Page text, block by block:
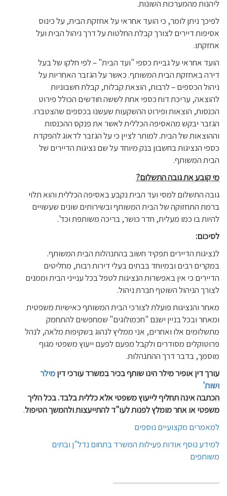
ליהנות מהמערכות השונות.
לפיכך ניתן לומר, כי הועד אחראי על אחזקת הבית, על כינוס
אסיפות דיירים לצורך קבלת החלטות על דרך ניהול הבית ועל
אחזקתו.
הועד אחראי על גביית כספי "ועד הבית" – לפי חלקו של בעל
דירה באחזקת הבית המשותף. כאשר על הגזבר האחריות על
ניהול הכספים – לרבות, הוצאת קבלות, קבלת חשבוניות
להוצאה, עריכת דוח כספי אחת לששה חודשים הכולל פירוט
הכנסות, הוצאות ופירוט ההשקעות שעשנו בכספים שהצטברו.
הגזבר יבקש מהאסיפה הכללית לאשר את פנקס ההכנסות
וההוצאות של הבית. למותר לציין כי על הגזבר לדאוג להפקדת
כספי הנציגות בחשבון בנק מיוחד על שם נציגות הדיירים של
הבית המשותף.
מי קובע את גובה התשלום?
גובה התשלום למסי ועד הבית נקבע באסיפה הכללית והוא תלוי
ברמת התחזוקה של הבית המשותף ובשירותים שונים שעשויים
להיות בו כמו מעלית, חדר כושר, בריכה משותפת וכד'.
לסיכום:
לנציגות הדיירים תפקיד חשוב בהתנהלות הבית המשותף.
במקרים רבים ובמיוחד בבתים בעלי דירות רבות, מחליטים
הדיירים כי אין באפשרות הנציגות לטפל בכל ענייני הבית וממנים
לצורך הניהול השוטף חברת ניהול.
מאחר והנציגות פועלת לצורכי הבית המשותף כאישיות משפטית
ומאחר ובכל בניין ישנם "חכמולוגים" שמחפשים להתחמק
מתשלומים אלו ואחרים, אני ממליץ לנהוג בשקיפות מלאה, לנהל
פרוטוקלים מסודרים ולקבל מפעם לפעם ייעוץ משפטי מגוף
מוסמך, בדבר דרך ההתנהלות.
עורך דיןאופיר מילרהינו שותף בכיר במשרד עורכי דיןמילר
ושות'
הכתבה אינה תחליף לייעוץ משפטי אלא כללית בלבד. בכל הליך
משפטי או אחר מומלץ לפנות לעו"ד להתייעצות ולהמשך הטיפול.
למאמרים מקצועיים נוספים
למידע נוסף אודות פעילות המשרד בתחום נדל"ן ובתים
משותפים